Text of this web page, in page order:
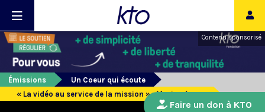
Contenu sponsorisé
Émissions
Un Coeur qui écoute
« La vidéo au service de la mission » : Marine Arsac
Faire un don à KTO